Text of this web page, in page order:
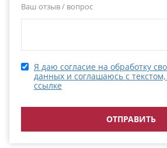
Ваш отзыв / вопрос
Я даю согласие на обработку
данных и соглашаюсь с
ссылке